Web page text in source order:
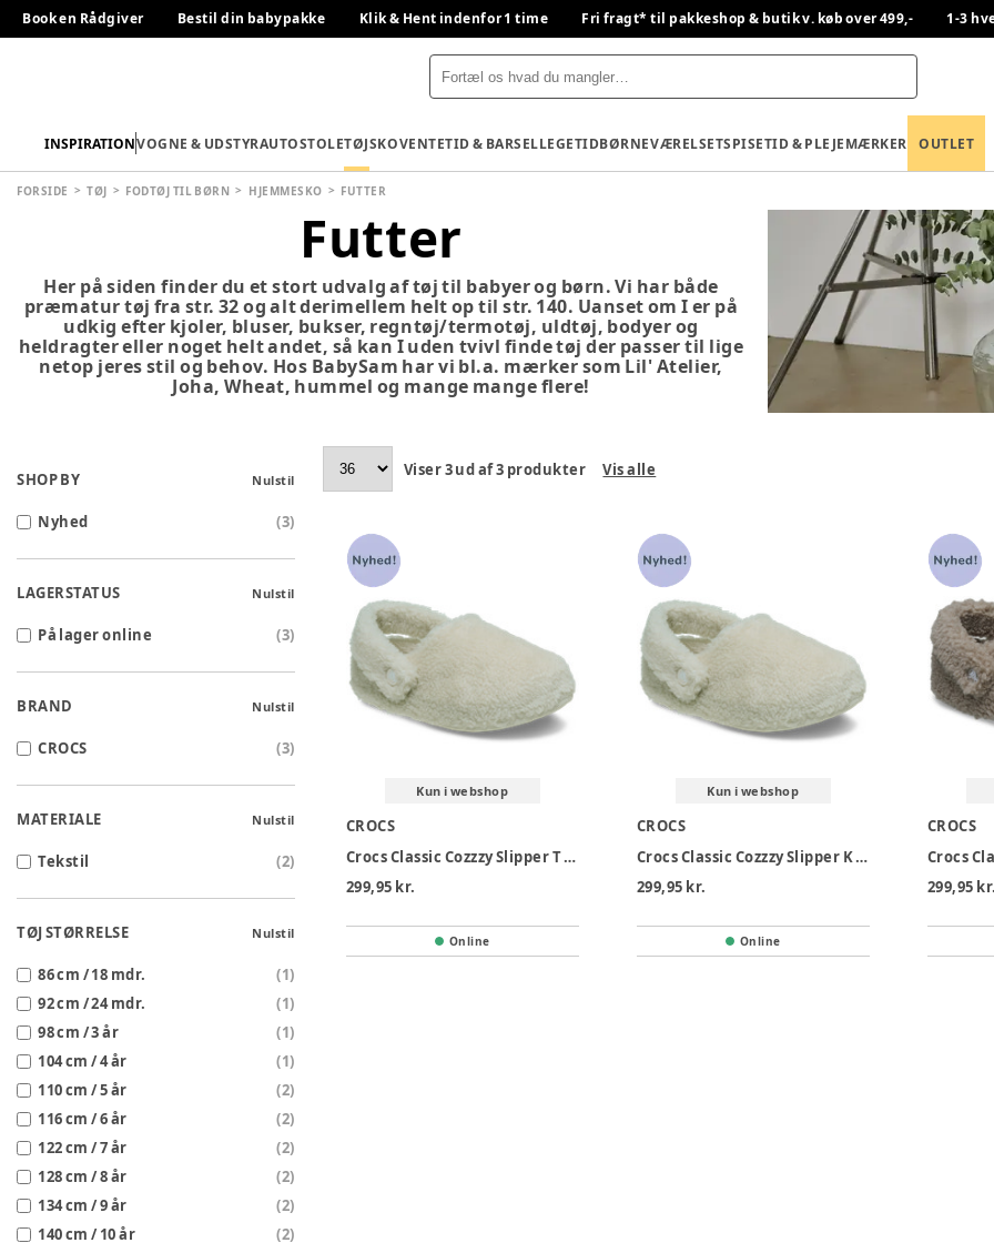
Book en Rådgiver Bestil din babypakke Klik & Hent indenfor 1 time Fri fragt* til pakkeshop & butik v. køb over 499,- 1-3
INSPIRATIONVOGNE & UDSTYRAUTOSTOLETØJSKOVENTETID & BARSELLEGETIDBØRNEVÆRELSETSPISETID & PLEJEMÆRKER OUTLET
FORSIDE TØJ FODTØJ TIL BØRN HJEMMESKO FUTTER
Futter
Her på siden finder du et stort udvalg af tøj til babyer og børn. Vi har både
præmatur tøj fra str. 32 og alt derimellem helt op til str. 140. Uanset om I er på
udkig efter kjoler, bluser, bukser, regntøj/termotøj, uldtøj, bodyer og
heldragter eller noget helt andet, så kan I uden tvivl finde tøj der passer til lige
netop jeres stil og behov. Hos BabySam har vi bl.a. mærker som Lil' Atelier,
Joha, Wheat, hummel og mange mange flere!
SHOP BY Nulstil
Nyhed (3)
LAGERSTATUS Nulstil
På lager online (3)
BRAND Nulstil
CROCS (3)
MATERIALE Nulstil
Tekstil (2)
TØJ STØRRELSE Nulstil
86 cm / 18 mdr. (1)
92 cm / 24 mdr.
(1)
98 cm / 3 år
(1)
104 cm / 4 år
(1)
110 cm / 5 år
(2)
116 cm / 6 år
(2)
122 cm / 7 år
(2)
128 cm / 8 år
(2)
134 cm / 9 år
(2)
140 cm / 10 år
(2)
Viser3ud af3 produkter Vis alle
Kun i webshop
CROCS
Crocs Classic Cozzzy Slipper T - Stucco
299,95 kr.
Online
Kun i webshop
CROCS
Crocs Classic Cozzzy Slipper K - Stucco
299,95 kr.
Online
CROCS
299,95 kr.